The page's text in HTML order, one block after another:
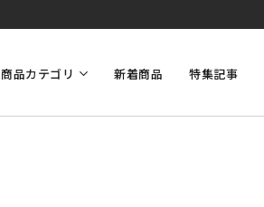
商品カテゴリ 新着商品 特集記事